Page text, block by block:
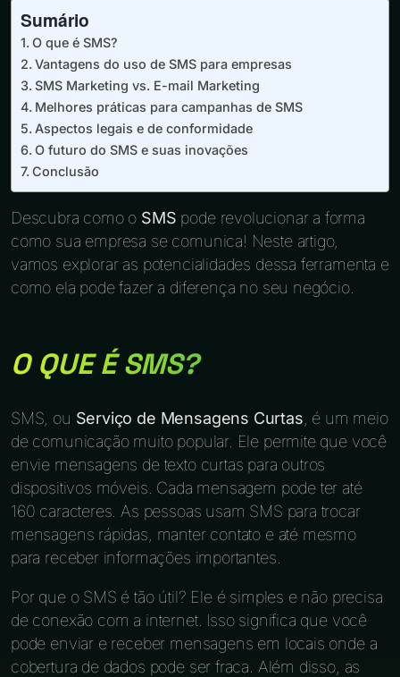
Sumário
O que é SMS?
Vantagens do uso de SMS para empresas
SMS Marketing vs. E-mail Marketing
Melhores práticas para campanhas de SMS
Aspectos legais e de conformidade
O futuro do SMS e suas inovações
Conclusão
Descubra como o SMS pode revolucionar a forma
como sua empresa se comunica! Neste artigo,
vamos explorar as potencialidades dessa ferramenta e
como ela pode fazer a diferença no seu negócio.
O QUE É SMS?
SMS, ou Serviço de Mensagens Curtas , é um meio
de comunicação muito popular. Ele permite que você
envie mensagens de texto curtas para outros
dispositivos móveis. Cada mensagem pode ter até
160 caracteres. As pessoas usam SMS para trocar
mensagens rápidas, manter contato e até mesmo
para receber informações importantes.
Por que o SMS é tão útil? Ele é simples e não precisa
de conexão com a internet. Isso significa que você
pode enviar e receber mensagens em locais onde a
cobertura de dados pode ser fraca. Além disso, as